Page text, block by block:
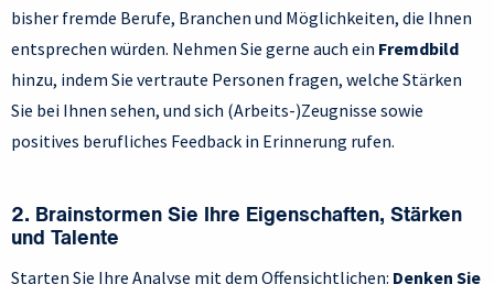
bisher fremde Berufe, Branchen und Möglichkeiten, die Ihnen
entsprechen würden. Nehmen Sie gerne auch ein Fremdbild
hinzu, indem Sie vertraute Personen fragen, welche Stärken
Sie bei Ihnen sehen, und sich (Arbeits-)Zeugnisse sowie
positives berufliches Feedback in Erinnerung rufen.
2. Brainstormen Sie Ihre Eigenschaften, Stärken
und Talente
Starten Sie Ihre Analyse mit dem Offensichtlichen: Denken Sie